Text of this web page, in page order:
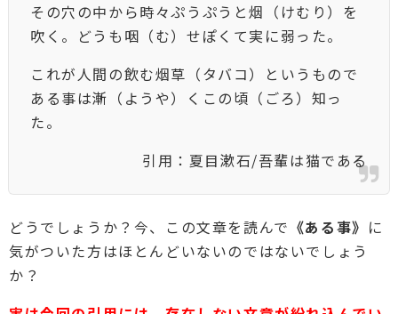
その穴の中から時々ぷうぷうと烟（けむり）を
吹く。どうも咽（む）せぽくて実に弱った。
これが人間の飲む烟草（タバコ）というもので
ある事は漸（ようや）くこの頃（ごろ）知っ
た。
引用：夏目漱石/吾輩は猫である
どうでしょうか？今、この文章を読んで 《ある事》 に
気がついた方はほとんどいないのではないでしょう
か？